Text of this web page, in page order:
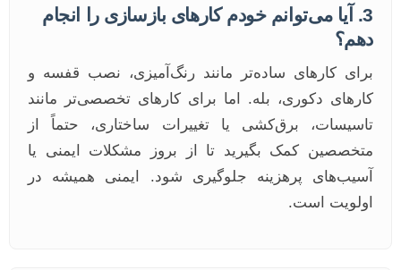
3. آیا می‌توانم خودم کارهای بازسازی را انجام
دهم؟
برای کارهای ساده‌تر مانند رنگ‌آمیزی، نصب قفسه و
کارهای دکوری، بله. اما برای کارهای تخصصی‌تر مانند
تاسیسات، برق‌کشی یا تغییرات ساختاری، حتماً از
متخصصین کمک بگیرید تا از بروز مشکلات ایمنی یا
آسیب‌های پرهزینه جلوگیری شود. ایمنی همیشه در
اولویت است.